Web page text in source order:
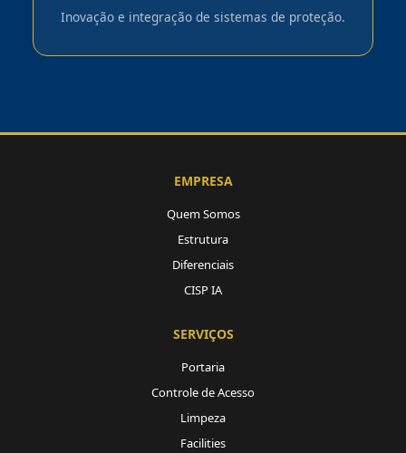
Inovação e integração de sistemas de proteção.
EMPRESA
Quem Somos
Estrutura
Diferenciais
CISP IA
SERVIÇOS
Portaria
Controle de Acesso
Limpeza
Facilities